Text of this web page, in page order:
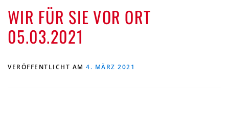
TERMINE MITMACHEN! KONTAKT
WIR FÜR SIE VOR ORT
05.03.2021
VERÖFFENTLICHT AM 4. MÄRZ 2021